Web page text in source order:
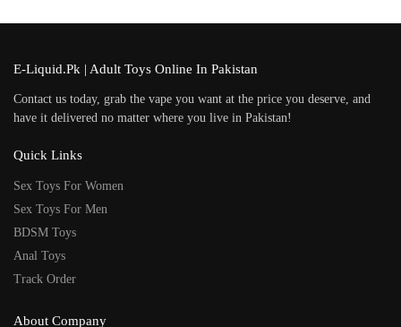
E-Liquid.Pk | Adult Toys Online In Pakistan
Contact us today, grab the vape you want at the price you deserve, and
have it delivered no matter where you live in Pakistan!
Quick Links
Sex Toys For Women
Sex Toys For Men
BDSM Toys
Anal Toys
Track Order
About Company